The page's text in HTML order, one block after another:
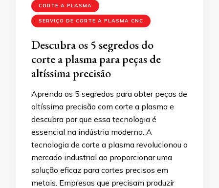
CORTE A PLASMA
SERVIÇO DE CORTE A PLASMA CNC
Descubra os 5 segredos do
corte a plasma para peças de
altíssima precisão
Aprenda os 5 segredos para obter peças de
altíssima precisão com corte a plasma e
descubra por que essa tecnologia é
essencial na indústria moderna. A
tecnologia de corte a plasma revolucionou o
mercado industrial ao proporcionar uma
solução eficaz para cortes precisos em
metais. Empresas que precisam produzir